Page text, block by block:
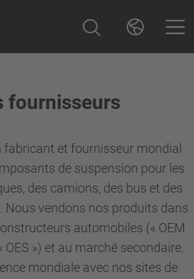
fournisseurs
fabricant et fournisseur mondial
de suspension pour les
des camions, des bus et des
Nous vendons nos produits dans
automobiles (« OEM
») et au marché secondaire.
mondiale avec nos sites de